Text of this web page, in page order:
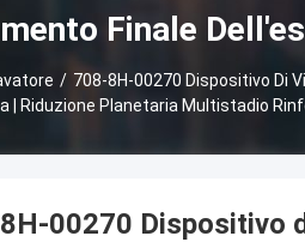
Finale
/ 708-8H-00270 Dispositivo Di
| Riduzione Planetaria Multistadio
00270 Dispositivo